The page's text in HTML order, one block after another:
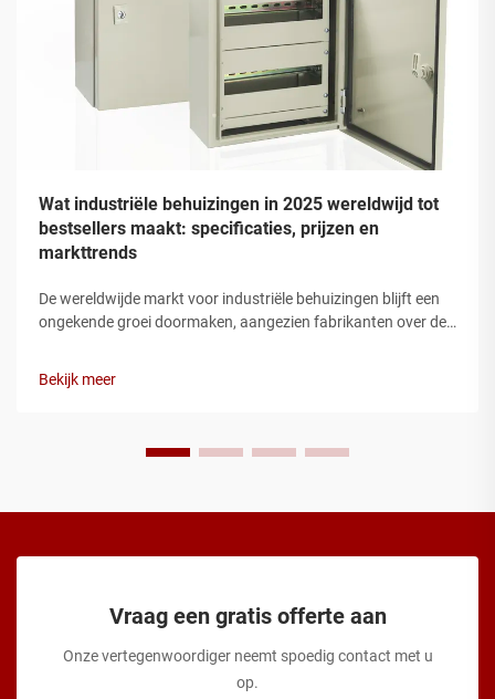
Wat industriële behuizingen in 2025 wereldwijd tot
bestsellers maakt: specificaties, prijzen en
markttrends
De wereldwijde markt voor industriële behuizingen blijft een
ongekende groei doormaken, aangezien fabrikanten over de
elektronische componenten. Moderne industriële installaties
Bekijk meer
Vraag een gratis offerte aan
Onze vertegenwoordiger neemt spoedig contact met u
op.